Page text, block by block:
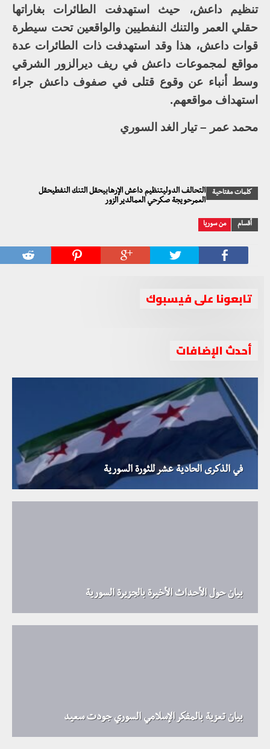
تنظيم داعش، حيث استهدفت الطائرات بغاراتها
حقلي العمر والتنك النفطيين والواقعين تحت سيطرة
قوات داعش، هذا وقد استهدفت ذات الطائرات عدة
مواقع لمجموعات داعش في ريف ديرالزور الشرقي
وسط أنباء عن وقوع قتلى في صفوف داعش جراء
استهداف مواقعهم.
محمد عمر – تيار الغد السوري
كلمات مفتاحية
التحالف الدوليتنظيم داعش الإرهابيحقل التنك النفطيحقل
العمرحويجة صكرحي العمالدير الزور
أقسام من سوريا
تابعونا على فيسبوك
أحدث الإضافات
في الذكرى الحادية عشر للثورة السورية
بيان حول الأحداث الأخيرة بالجزيرة السورية
بيان تعزية بالمفكر الإسلامي السوري جودت سعيد